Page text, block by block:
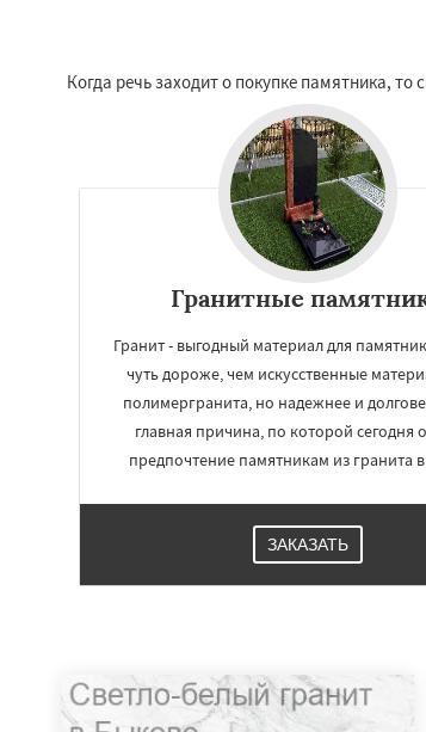
Когда речь заходит о покупке памятника,
Гранитные
Гранит - выгодный материал для
чуть дороже, чем искусственные
полимергранита, но надежнее и
главная причина, по которой сегодня
предпочтение памятникам из гранита
ЗАКАЗАТЬ